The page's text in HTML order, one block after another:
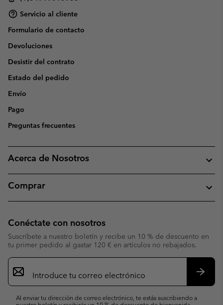
Servicio al cliente
Formulario de contacto
Devoluciones
Desistir del contrato
Estado del pedido
Envío
Pago
Preguntas frecuentes
Acerca de Nosotros
Comprar
Conéctate con nosotros
Suscríbete a nuestro boletín y recibe un 10 % de descuento en
tu primer pedido al gastar 120 € en artículos no rebajados.
Suscripción
de
correo
Al enviar tu dirección de correo electrónico, te estás suscribiendo a